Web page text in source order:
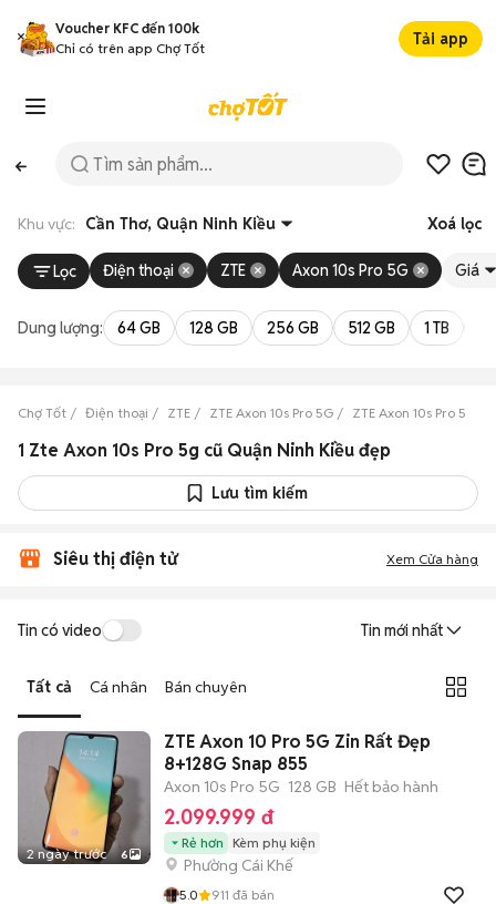
Voucher KFC đến 100k
Chỉ có trên app Chợ Tốt
Tải app
Khu vực: Cần Thơ, Quận Ninh Kiều Xoá lọc
Lọc Điện thoại ZTE Axon 10s Pro 5G Giá
Dung lượng: 64 GB 128 GB 256 GB 512 GB 1 TB
Chợ Tốt Điện thoại ZTE ZTE Axon 10s Pro 5G ZTE Axon 10s Pro 5G
1 Zte Axon 10s Pro 5g cũ Quận Ninh Kiều đẹp
Lưu tìm kiếm
Siêu thị điện tử Xem Cửa hàng
Tin có video Tin mới nhất
Tất cả Cá nhân Bán chuyên
2 ngày trước 6
ZTE Axon 10 Pro 5G Zin Rất Đẹp
8+128G Snap 855
Axon 10s Pro 5G 128 GB Hết bảo hành
2.099.999 đ
Rẻ hơn Kèm phụ kiện
Phường Cái Khế
5.0 911 đã bán